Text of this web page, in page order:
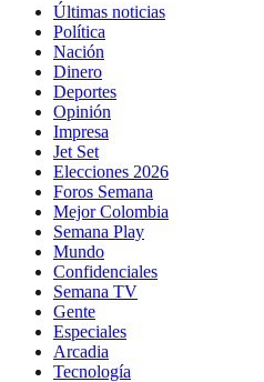
Últimas noticias
Política
Nación
Dinero
Deportes
Opinión
Impresa
Jet Set
Elecciones 2026
Foros Semana
Mejor Colombia
Semana Play
Mundo
Confidenciales
Semana TV
Gente
Especiales
Arcadia
Tecnología